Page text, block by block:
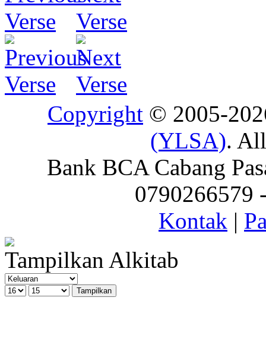
Copyright © 2005-
(YLSA).
Bank BCA Cabang
0790266579
Kontak |
Tampilkan Alkitab